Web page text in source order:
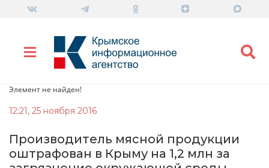
Элемент не найден!
12:21, 25 ноября 2016
Производитель мясной продукции
оштрафован в Крыму на 1,2 млн за